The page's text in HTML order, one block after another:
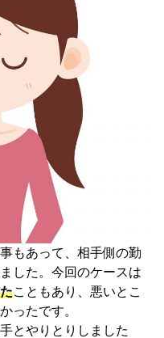
もあって、相手側の勤
した。今回のケースは
こともあり、悪いとこ
ったです。
とやりとりしました